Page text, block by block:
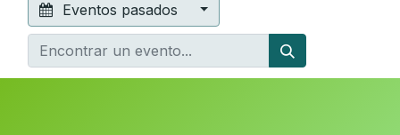
Eventos pasados